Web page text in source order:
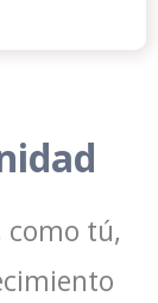
como tú,